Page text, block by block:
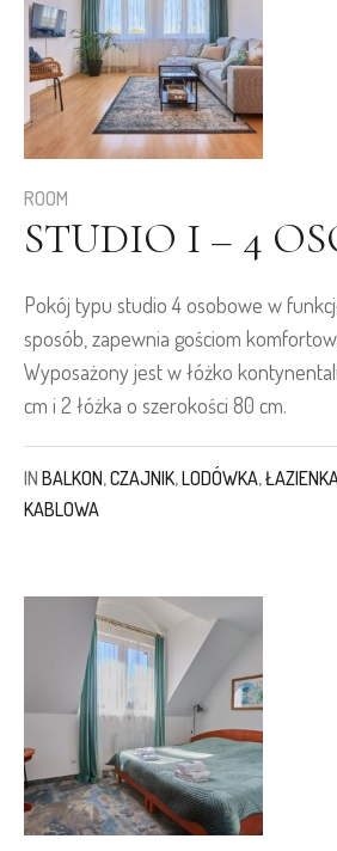
ROOM
STUDIO I – 4
Pokój typu studio 4 osobowe w
sposób, zapewnia gościom
Wyposażony jest w łóżko
cm i 2 łóżka o szerokości 80 cm.
IN BALKON,CZAJNIK,LODÓWKA,
KABLOWA